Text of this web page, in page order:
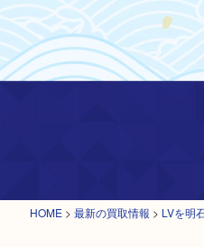
HOME > 最新の買取情報 > LVを明